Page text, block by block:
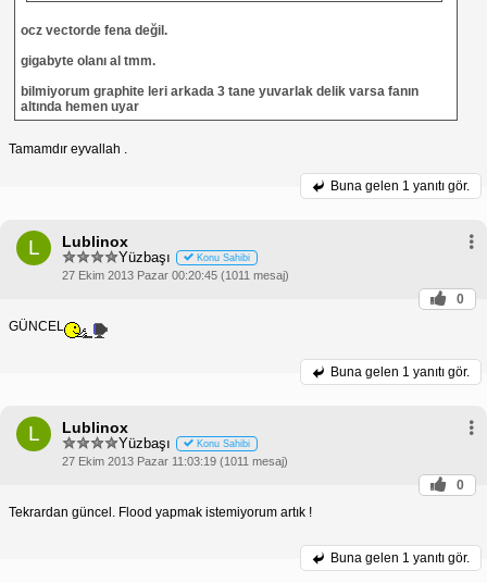
ocz vectorde fena değil.
gigabyte olanı al tmm.
bilmiyorum graphite leri arkada 3 tane yuvarlak delik varsa fanın
altında hemen uyar
Tamamdır eyvallah .
Buna gelen 1 yanıtı gör.
L Lublinox
Yüzbaşı Konu Sahibi
27 Ekim 2013 Pazar 00:20:45 (1011 mesaj)
0
GÜNCEL
Buna gelen 1 yanıtı gör.
L Lublinox
Yüzbaşı Konu Sahibi
27 Ekim 2013 Pazar 11:03:19 (1011 mesaj)
0
Tekrardan güncel. Flood yapmak istemiyorum artık !
Buna gelen 1 yanıtı gör.